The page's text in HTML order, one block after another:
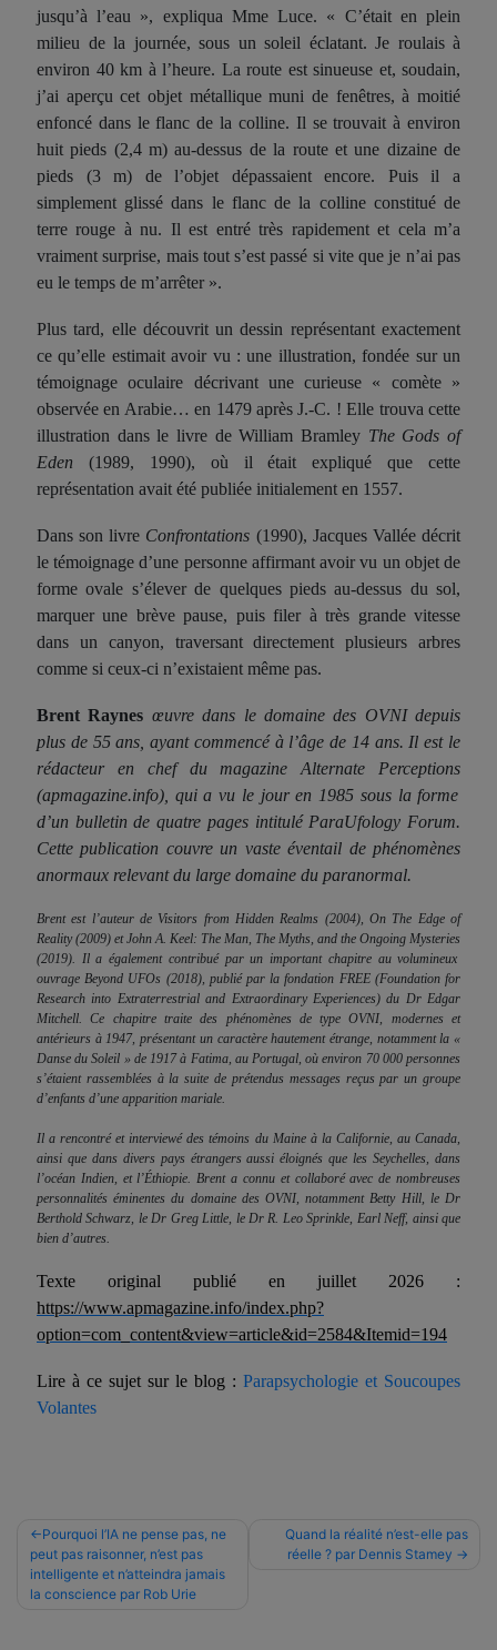
jusqu’à l’eau », expliqua Mme Luce. « C’était en plein
milieu de la journée, sous un soleil éclatant. Je roulais à
environ 40 km à l’heure. La route est sinueuse et, soudain,
j’ai aperçu cet objet métallique muni de fenêtres, à moitié
enfoncé dans le flanc de la colline. Il se trouvait à environ
huit pieds (2,4 m) au-dessus de la route et une dizaine de
pieds (3 m) de l’objet dépassaient encore. Puis il a
simplement glissé dans le flanc de la colline constitué de
terre rouge à nu. Il est entré très rapidement et cela m’a
vraiment surprise, mais tout s’est passé si vite que je n’ai pas
eu le temps de m’arrêter ».
Plus tard, elle découvrit un dessin représentant exactement
ce qu’elle estimait avoir vu : une illustration, fondée sur un
témoignage oculaire décrivant une curieuse « comète »
observée en Arabie… en 1479 après J.-C. ! Elle trouva cette
illustration dans le livre de William Bramley The Gods of
Eden (1989, 1990), où il était expliqué que cette
représentation avait été publiée initialement en 1557.
Dans son livre Confrontations (1990), Jacques Vallée décrit
le témoignage d’une personne affirmant avoir vu un objet de
forme ovale s’élever de quelques pieds au-dessus du sol,
marquer une brève pause, puis filer à très grande vitesse
dans un canyon, traversant directement plusieurs arbres
comme si ceux-ci n’existaient même pas.
Brent Raynes œuvre dans le domaine des OVNI depuis
plus de 55 ans, ayant commencé à l’âge de 14 ans. Il est le
rédacteur en chef du magazineAlternate Perceptions
(apmagazine.info), qui a vu le jour en 1985 sous la forme
d’un bulletin de quatre pages intitulé ParaUfology Forum.
Cette publication couvre un vaste éventail de phénomènes
anormaux relevant du large domaine du paranormal.
Brent est l’auteur de Visitors from Hidden Realms (2004),On The Edge of
Reality(2009) etJohn A. Keel: The Man, The Myths, and the Ongoing Mysteries
(2019). Il a également contribué par un important chapitre au volumineux
ouvrage Beyond UFOs (2018), publié par la fondation FREE (Foundation for
Research into Extraterrestrial and Extraordinary Experiences) du Dr Edgar
Mitchell. Ce chapitre traite des phénomènes de type OVNI, modernes et
antérieurs à 1947, présentant un caractère hautement étrange, notamment la «
Danse du Soleil » de 1917 à Fatima, au Portugal, où environ 70 000 personnes
s’étaient rassemblées à la suite de prétendus messages reçus par un groupe
d’enfants d’une apparition mariale.
Il a rencontré et interviewé des témoins du Maine à la Californie, au Canada,
ainsi que dans divers pays étrangers aussi éloignés que les Seychelles, dans
l’océan Indien, et l’Éthiopie. Brent a connu et collaboré avec de nombreuses
personnalités éminentes du domaine des OVNI, notamment Betty Hill, le Dr
Berthold Schwarz, le Dr Greg Little, le Dr R. Leo Sprinkle, Earl Neff, ainsi que
bien d’autres.
Texte original publié en juillet 2026 :
https://www.apmagazine.info/index.php?
option=com_content&view=article&id=2584&Itemid=194
Lire à ce sujet sur le blog : Parapsychologie et Soucoupes
Volantes
Navigation
de
l’article
Pourquoi l’IA ne pense pas, ne
peut pas raisonner, n’est pas
intelligente et n’atteindra jamais
la conscience par Rob Urie
Quand la réalité n’est-elle pas
réelle ? par Dennis Stamey